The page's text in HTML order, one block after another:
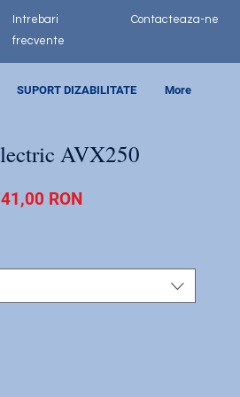
Intrebari
frecvente
Contacteaza-ne
SUPORT DIZABILITATE More
AVX250
RONPreț